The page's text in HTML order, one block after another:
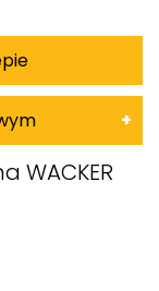
WACKER